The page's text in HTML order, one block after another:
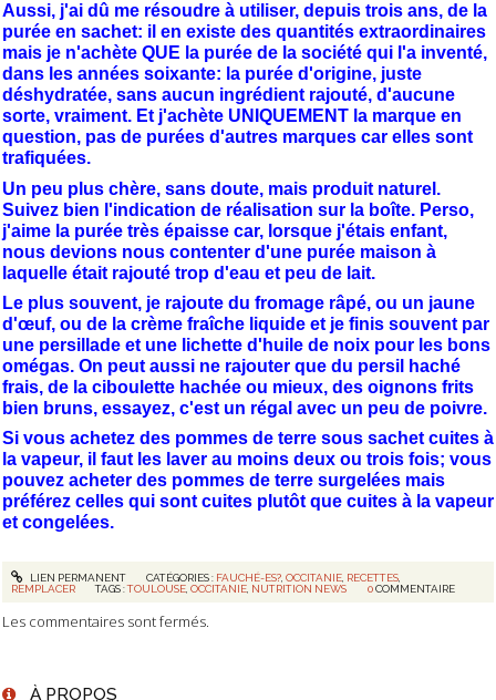
Aussi, j'ai dû me résoudre à utiliser, depuis trois ans, de la
purée en sachet: il en existe des quantités extraordinaires
mais je n'achète QUE la purée de la société qui l'a inventé,
dans les années soixante: la purée d'origine, juste
déshydratée, sans aucun ingrédient rajouté, d'aucune
sorte, vraiment. Et j'achète UNIQUEMENT la marque en
question, pas de purées d'autres marques car elles sont
trafiquées.
Un peu plus chère, sans doute, mais produit naturel.
Suivez bien l'indication de réalisation sur la boîte. Perso,
j'aime la purée très épaisse car, lorsque j'étais enfant,
nous devions nous contenter d'une purée maison à
laquelle était rajouté trop d'eau et peu de lait.
Le plus souvent, je rajoute du fromage râpé, ou un jaune
d'œuf, ou de la crème fraîche liquide et je finis souvent par
une persillade et une lichette d'huile de noix pour les bons
omégas. On peut aussi ne rajouter que du persil haché
frais, de la ciboulette hachée ou mieux, des oignons frits
bien bruns, essayez, c'est un régal avec un peu de poivre.
Si vous achetez des pommes de terre sous sachet cuites à
la vapeur, il faut les laver au moins deux ou trois fois; vous
pouvez acheter des pommes de terre surgelées mais
préférez celles qui sont cuites plutôt que cuites à la vapeur
et congelées.
LIEN PERMANENT CATÉGORIES : FAUCHÉ-ES?, OCCITANIE, RECETTES,
REMPLACER
TAGS :TOULOUSE,OCCITANIE, NUTRITION NEWS 0 COMMENTAIRE
Les commentaires sont fermés.
À PROPOS